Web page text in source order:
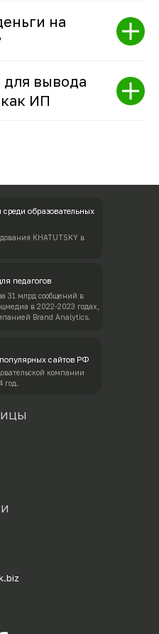
на
вывода
ИП
среди образовательных
KHATUTSKY в
педагогов
31 млрд сообщений в
в 2022-2023 годах,
Brand Analytics.
сайтов РФ
компании
год.